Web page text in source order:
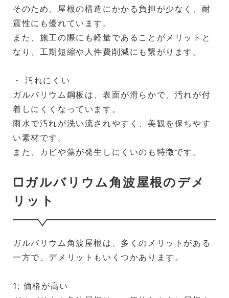
そのため、屋根の構造にかかる負担が少なく、耐
震性にも優れています。
また、施工の際にも軽量であることがメリットと
なり、工期短縮や人件費削減にも繋がります。
・ 汚れにくい
ガルバリウム鋼板は、表面が滑らかで、汚れが付
着しにくくなっています。
雨水で汚れが洗い流されやすく、美観を保ちやす
い素材です。
また、カビや藻が発生しにくいのも特徴です。
□ガルバリウム角波屋根のデメ
リット
ガルバリウム角波屋根は、多くのメリットがある
一方で、デメリットもいくつかあります。
1: 価格が高い